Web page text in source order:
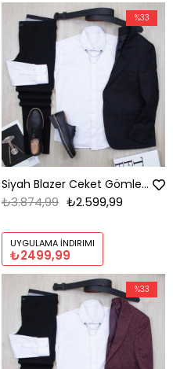
Siyah Blazer Ceket Gömlek Pantolon Ayakkabı Kombin
₺2.599,99
₺3.874,99
UYGULAMA İNDIRIMI
₺2499,99
%33
%33